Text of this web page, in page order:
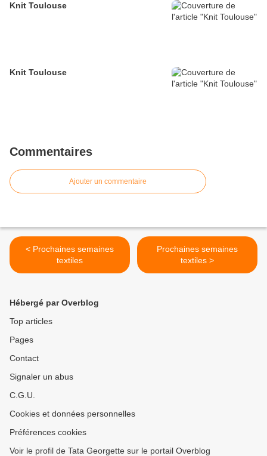
Knit Toulouse
Knit Toulouse
Commentaires
Ajouter un commentaire
< Prochaines semaines
textiles
Prochaines semaines
textiles >
Hébergé par Overblog
Top articles
Pages
Contact
Signaler un abus
C.G.U.
Cookies et données personnelles
Préférences cookies
Voir le profil de Tata Georgette sur le portail Overblog